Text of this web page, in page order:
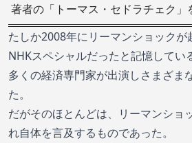
著者の「トーマス・セドラチェク」
たしか2008年にリーマンショックが
NHKスペシャルだったと記憶してい
多くの経済専門家が出演しさまざま
た。
だがそのほとんどは、リーマンショ
れ自体を言及するものであった。